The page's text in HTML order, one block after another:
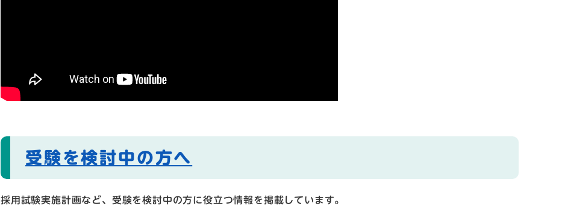
受験を検討中の方へ
採用試験実施計画など、受験を検討中の方に役立つ情報を掲載しています。